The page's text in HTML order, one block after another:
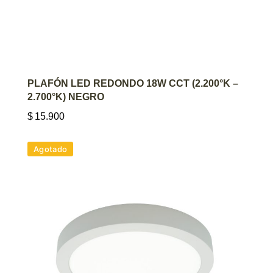
AGREGAR AL CARRITO
PLAFÓN LED REDONDO 18W CCT (2.200°K –
2.700°K) NEGRO
$ 15.900
Agotado